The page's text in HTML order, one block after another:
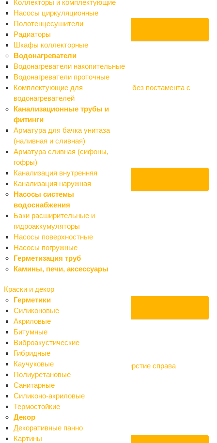
Коллекторы и комплектующие
Насосы циркуляционные
Полотенцесушители
Радиаторы
Шкафы коллекторные
Водонагреватели
Водонагреватели накопительные
Водонагреватели проточные
Комплектующие для
водонагревателей
Канализационные трубы и
фитинги
Арматура для бачка унитаза
(наливная и сливная)
Арматура сливная (сифоны,
гофры)
Канализация внутренняя
Канализация наружная
Насосы системы
водоснабжения
Баки расширительные и
гидроаккумуляторы
Насосы поверхностные
Насосы погружные
Герметизация труб
Камины, печи, аксессуары
Краски и декор
Герметики
Силиконовые
Акриловые
Битумные
Виброакустические
Гибридные
Каучуковые
Полиуретановые
Санитарные
Силиконо-акриловые
Термостойкие
Декор
Декоративные панно
Картины
Нет в наличии
Арт.: 1.WH30.1.952
Код: 047213
Умывальник "Santek" 56*45см Анимо без постамента с
отверстием
Нет в наличии
Арт.: 1.WH11.0.502
1 575 ₽
1 750 ₽
-10%
Экономия 175 ₽
Код: 050517
Умывальник Santek Ирис угловой
Нет в наличии
1 890 ₽
2 100 ₽
Экономия 210 ₽
Код: 076277
Умывальник Santek БРИЗ 40*27 отверстие справа
Нет в наличии
Арт.: 1.WH11.0.445
1 710 ₽
1 900 ₽
-10%
Экономия 190 ₽